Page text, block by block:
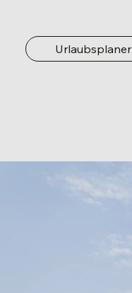
Urlaubsplaner